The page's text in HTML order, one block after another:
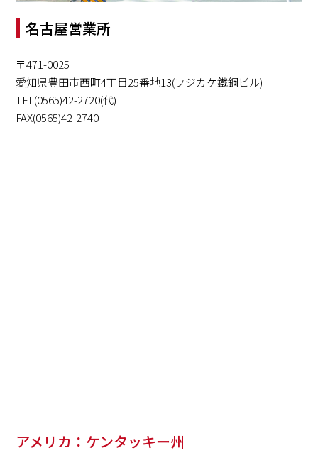
名古屋営業所
〒471-0025
愛知県豊田市西町4丁目25番地13(フジカケ鐵鋼ビル)
TEL(0565)42-2720(代)
FAX(0565)42-2740
アメリカ：ケンタッキー州